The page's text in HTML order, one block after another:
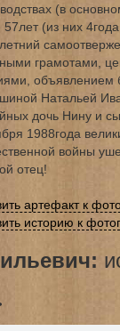
(в
57лет (из них
грамотами,
объявлением
Натальей
дочь Нину и
1988года
войны
отец!
артефакт к
историю к